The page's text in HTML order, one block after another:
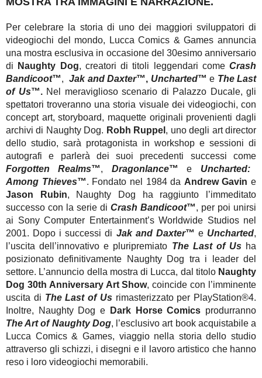
Per celebrare la storia di uno dei maggiori sviluppatori di
videogiochi del mondo, Lucca Comics & Games annuncia
una mostra esclusiva in occasione del 30esimo anniversario
di
Naughty Dog, creatori di titoli leggendari come Crash
Bandicoot™, Jak and Daxter™, Uncharted™ e The Last
of Us™. Nel meraviglioso scenario di Palazzo Ducale, gli
spettatori troveranno una storia visuale dei videogiochi, con
concept art, storyboard, maquette originali provenienti dagli
archivi di Naughty Dog. Robh Ruppel , uno degli art director
dello studio, sarà protagonista in workshop e sessioni di
autografi e parlerà dei suoi precedenti successi come
Forgotten Realms™, Dragonlance™ e Uncharted:
Among Thieves™. Fondato nel 1984 da Andrew Gavin e
Jason Rubin, Naughty Dog ha raggiunto l’immeditato
successo con la serie di Crash Bandicoot™, per poi unirsi
ai Sony Computer Entertainment’s Worldwide Studios nel
2001. Dopo i successi di Jak and Daxter™ e Uncharted,
l’uscita dell’innovativo e pluripremiato The Last of Usha
posizionato definitivamente Naughty Dog tra i leader del
settore. L’annuncio della mostra di Lucca, dal titolo Naughty
Dog 30th Anniversary Art Show, coincide con l’imminente
uscita di The Last of Usrimasterizzato per PlayStation®4.
Inoltre, Naughty Dog e
Dark Horse Comics produrranno
The Art of Naughty Dog, l’esclusivo art book acquistabile a
Lucca Comics & Games, viaggio nella storia dello studio
attraverso gli schizzi, i disegni e il lavoro artistico che hanno
reso i loro videogiochi memorabili.